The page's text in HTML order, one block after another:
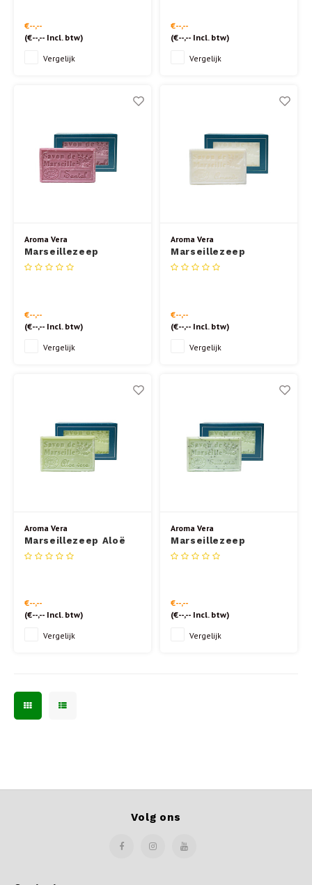
€--,--
(€--,--Incl. btw)
Vergelijk
€--,--
(€--,-- Incl. btw)
Vergelijk
Aroma Vera
Marseillezeep
Sandelhout 125 gr.
€--,--
(€--,--Incl. btw)
Vergelijk
Aroma Vera
Marseillezeep
Amandel 125 gr.
€--,--
(€--,-- Incl. btw)
Vergelijk
Aroma Vera
Marseillezeep Aloë
Vera 125 gr.
€--,--
(€--,--Incl. btw)
Vergelijk
Aroma Vera
Marseillezeep
Eucalyptus 125 gr.
€--,--
(€--,-- Incl. btw)
Vergelijk
Volg ons